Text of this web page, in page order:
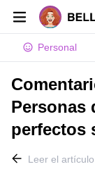
Personal
Personas
perfectos
Leer el artículo